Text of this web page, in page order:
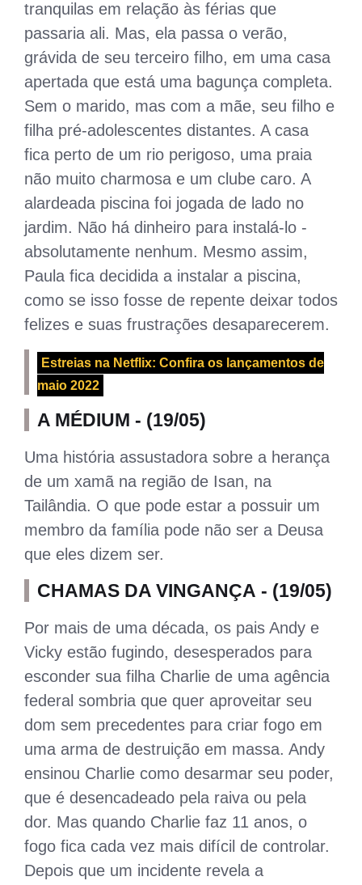
tranquilas em relação às férias que
passaria ali. Mas, ela passa o verão,
grávida de seu terceiro filho, em uma casa
apertada que está uma bagunça completa.
Sem o marido, mas com a mãe, seu filho e
filha pré-adolescentes distantes. A casa
fica perto de um rio perigoso, uma praia
não muito charmosa e um clube caro. A
alardeada piscina foi jogada de lado no
jardim. Não há dinheiro para instalá-lo -
absolutamente nenhum. Mesmo assim,
Paula fica decidida a instalar a piscina,
como se isso fosse de repente deixar todos
felizes e suas frustrações desaparecerem.
Estreias na Netflix: Confira os lançamentos de
maio 2022
A MÉDIUM - (19/05)
Uma história assustadora sobre a herança
de um xamã na região de Isan, na
Tailândia. O que pode estar a possuir um
membro da família pode não ser a Deusa
que eles dizem ser.
CHAMAS DA VINGANÇA - (19/05)
Por mais de uma década, os pais Andy e
Vicky estão fugindo, desesperados para
esconder sua filha Charlie de uma agência
federal sombria que quer aproveitar seu
dom sem precedentes para criar fogo em
uma arma de destruição em massa. Andy
ensinou Charlie como desarmar seu poder,
que é desencadeado pela raiva ou pela
dor. Mas quando Charlie faz 11 anos, o
fogo fica cada vez mais difícil de controlar.
Depois que um incidente revela a